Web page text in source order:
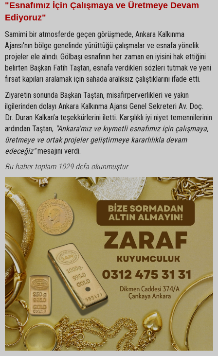
"Esnafımız İçin Çalışmaya ve Üretmeye Devam
Ediyoruz"
Samimi bir atmosferde geçen görüşmede, Ankara Kalkınma
Ajansı'nın bölge genelinde yürüttüğü çalışmalar ve esnafa yönelik
projeler ele alındı. Gölbaşı esnafının her zaman en iyisini hak ettiğini
belirten Başkan Fatih Taştan, esnafa verdikleri sözleri tutmak ve yeni
fırsat kapıları aralamak için sahada aralıksız çalıştıklarını ifade etti.
Ziyaretin sonunda Başkan Taştan, misafirperverlikleri ve yakın
ilgilerinden dolayı Ankara Kalkınma Ajansı Genel Sekreteri Av. Doç.
Dr. Duran Kalkan’a teşekkürlerini iletti. Karşılıklı iyi niyet temennilerinin
ardından Taştan, "Ankara'mız ve kıymetli esnafımız için çalışmaya,
üretmeye ve ortak projeler geliştirmeye kararlılıkla devam
edeceğiz"mesajını verdi.
Bu haber toplam 1029 defa okunmuştur